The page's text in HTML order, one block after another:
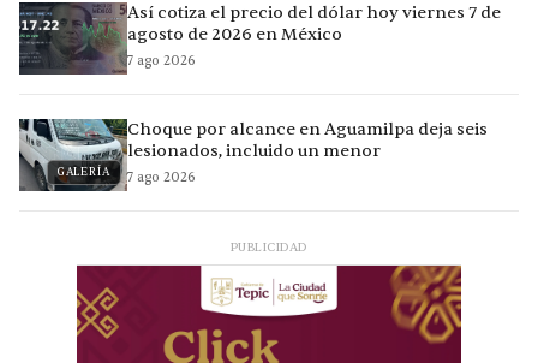
Así cotiza el precio del dólar hoy viernes 7 de
agosto de 2026 en México
7 ago 2026
GALERÍA
Choque por alcance en Aguamilpa deja seis
lesionados, incluido un menor
7 ago 2026
PUBLICIDAD